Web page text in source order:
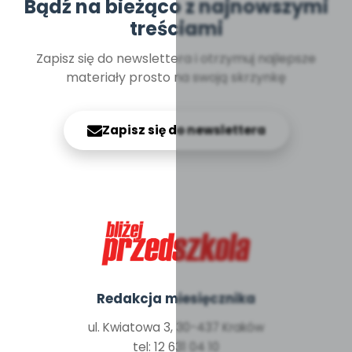
Bądź na bieżąco z najnowszymi
treściami
Zapisz się do newslettera i otrzymuj najlepsze
materiały prosto na swoją skrzynkę
Zapisz się do newslettera
Redakcja miesięcznika
ul. Kwiatowa 3, 30-437 Kraków
tel: 12 631 04 10